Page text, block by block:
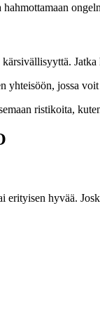
hahmottamaan
yhteisöön, jossa
ristikoita,
erityisen hyvää.